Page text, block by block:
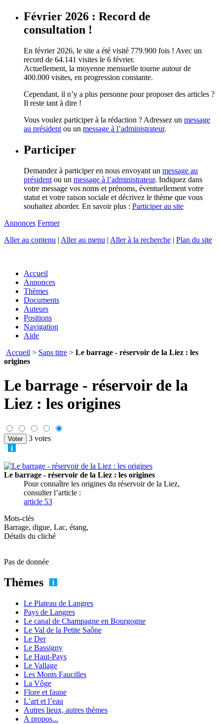
Février 2026 : Record de
consultation !
En février 2026, le site a été visité 779.900 fois ! Avec un
record de 64.141 visites le 6 février.
Actuellement, la moyenne mensuelle tourne autour de
400.000 visites, en progression constante.
Cependant, il n’y a plus personne pour proposer des articles ?
Il reste tant à dire !
Vous voulez participer à la rédaction ? Adressez un message
au président ou un message à l’administrateur.
Participer
Demandez à participer en nous envoyant un message au
président ou un message à l’administrateur. Indiquez dans
votre message vos noms et prénoms, éventuellement votre
statut et votre raison sociale et décrivez le thème que vous
souhaitez aborder. En savoir plus : Participer au site
Annonces Fermer
Aller au contenu | Aller au menu | Aller à la recherche | Plan du site
Accueil
Annonces
Thèmes
Documents
Auteurs
Positions
Navigation
Aide
Accueil > Sans titre > Le barrage - réservoir de la Liez : les
origines
Le barrage - réservoir de la
Liez : les origines
3 votes
Le barrage - réservoir de la Liez : les origines
Pour connaître les origines du réservoir de la Liez,
consulter l’article :
article 53
Mots-clés
Barrage, digue, Lac, étang,
Détails du cliché
Pas de donnée
Thèmes
Le Plateau de Langres
Pays de Langres
Le canal de Champagne en Bourgogne
Le Val de la Petite Saône
Le Der
Le Bassigny
Le Haut-Pays
Le Vallage
Les Monts Faucilles
La Vôge
Flore et faune
L’art et l’eau
Autres lieux, autres thèmes
A propos...